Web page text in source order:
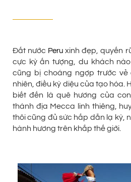
Đất nước Peru xinh đẹp, quyến
cực kỳ ấn tượng, du khách
cũng bị choáng ngợp trước vẻ
nhiên, điều kỳ diệu của tạo hóa.
biết đến là quê hương của
thánh địa Mecca linh thiêng,
thôi cũng đủ sức hấp dẫn lạ kỳ,
hành hương trên khắp thế giới.